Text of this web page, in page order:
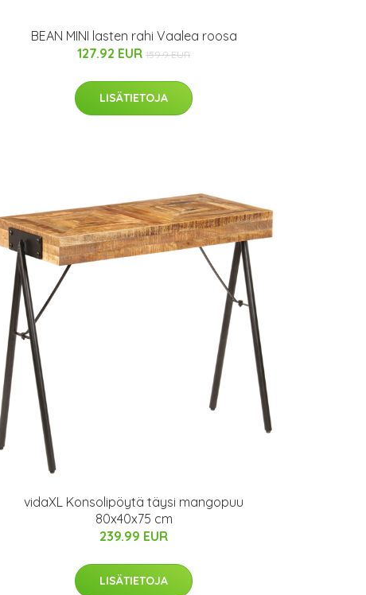
BEAN MINI lasten rahi Vaalea roosa
127.92 EUR 159.9 EUR
LISÄTIETOJA
vidaXL Konsolipöytä täysi mangopuu
80x40x75 cm
239.99 EUR
LISÄTIETOJA